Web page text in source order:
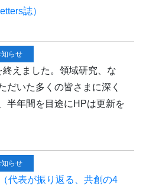
誌）
知らせ
えました。領域研究、な
だいた多くの皆さまに深く
半年間を目途にHPは更新を
知らせ
代表が振り返る、共創の4